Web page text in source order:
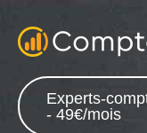
Experts-
- 49€/mois